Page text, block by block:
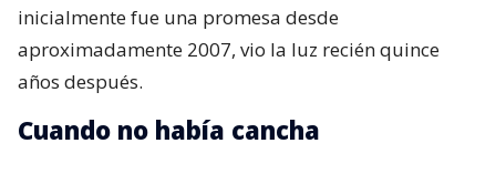
inicialmente fue una promesa desde
aproximadamente 2007, vio la luz recién quince
años después.
Cuando no había cancha